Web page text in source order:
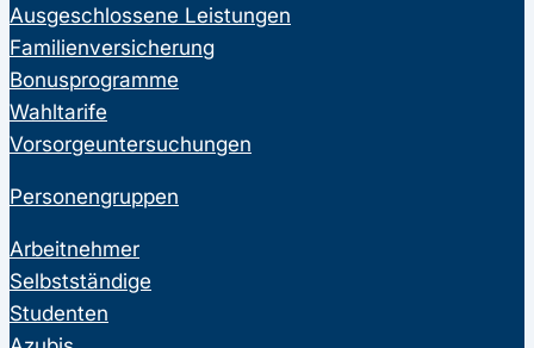
Ausgeschlossene Leistungen
Familienversicherung
Bonusprogramme
Wahltarife
Vorsorgeuntersuchungen
Personengruppen
Arbeitnehmer
Selbstständige
Studenten